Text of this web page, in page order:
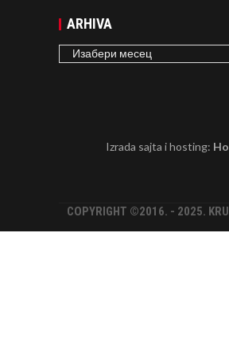
ARHIVA
ARHIVA
Izrada sajta i hosting:
COPYRIGHT ©2016. - 2025.